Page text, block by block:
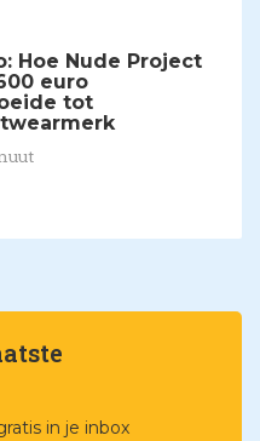
Hoe Nude Project
euro
tot
in je inbox